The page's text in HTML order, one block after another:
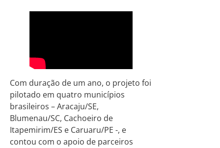
Com duração de um ano, o projeto foi
pilotado em quatro municípios
brasileiros – Aracaju/SE,
Blumenau/SC, Cachoeiro de
Itapemirim/ES e Caruaru/PE -, e
contou com o apoio de parceiros